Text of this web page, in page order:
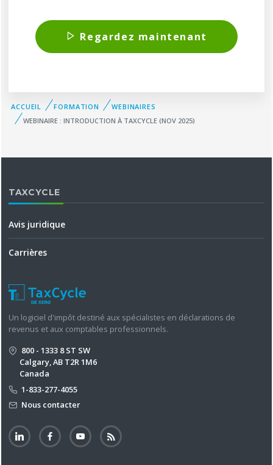
Regardez maintenant
ACCUEIL FORMATION
WEBINAIRES
WEBINAIRE : INTRODUCTION À TAXCYCLE (NOV 2025)
TAXCYCLE
Avis juridique
Carrières
Un logiciel d'impôt destiné aux spécialistes en déclarations de
revenus et aux comptables professionnels.
800 - 1333 8 ST SW
Calgary, AB T2R 1M6
Canada
1-833-277-4055
Nous contacter